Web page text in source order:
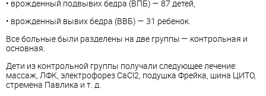
• врожденный подвывих бедра (ВПБ) — 87 детей,
• врожденный вывих бедра (ВВБ) — 31 ребенок.
Все больные были разделены на две группы — контрольная и
основная.
Дети из контрольной группы получали следующее лечение:
массаж, ЛФК, электрофорез СаСl2, подушка Фрейка, шина ЦИТО,
стремена Павлика и т. д.